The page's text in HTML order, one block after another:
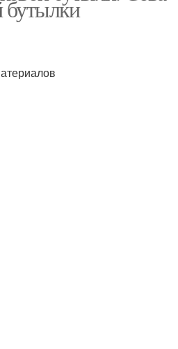
бутылки